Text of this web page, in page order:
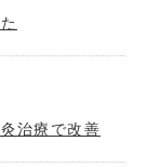
治療で改善